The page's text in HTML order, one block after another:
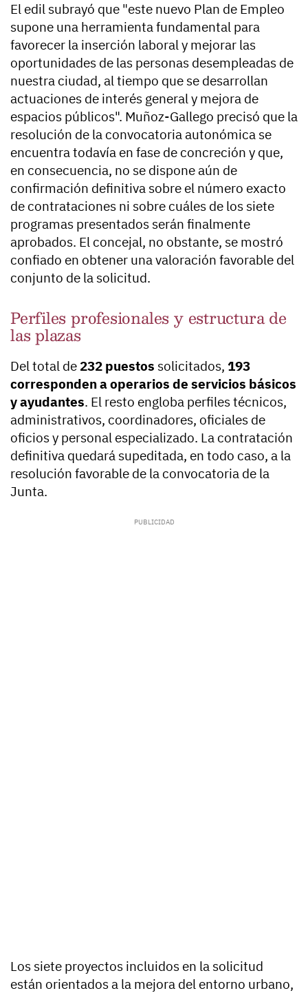
El edil subrayó que "este nuevo Plan de Empleo
supone una herramienta fundamental para
favorecer la inserción laboral y mejorar las
oportunidades de las personas desempleadas de
nuestra ciudad, al tiempo que se desarrollan
actuaciones de interés general y mejora de
espacios públicos". Muñoz-Gallego precisó que la
resolución de la convocatoria autonómica se
encuentra todavía en fase de concreción y que,
en consecuencia, no se dispone aún de
confirmación definitiva sobre el número exacto
de contrataciones ni sobre cuáles de los siete
programas presentados serán finalmente
aprobados. El concejal, no obstante, se mostró
confiado en obtener una valoración favorable del
conjunto de la solicitud.
Perfiles profesionales y estructura de
las plazas
Del total de 232 puestos solicitados, 193
corresponden a operarios de servicios básicos
y ayudantes. El resto engloba perfiles técnicos,
administrativos, coordinadores, oficiales de
oficios y personal especializado. La contratación
definitiva quedará supeditada, en todo caso, a la
resolución favorable de la convocatoria de la
Junta.
Los siete proyectos incluidos en la solicitud
están orientados a la mejora del entorno urbano,